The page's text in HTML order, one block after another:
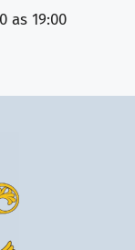
as 19:00